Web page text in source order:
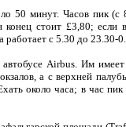
50 минут. Часов пик
конец стоит £3,80;
работает с 5.30 до 23.30-
Airbus. Им
а с верхней
около часа; в час